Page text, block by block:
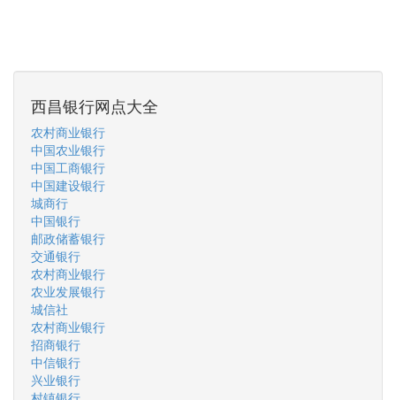
西昌银行网点大全
农村商业银行
中国农业银行
中国工商银行
中国建设银行
城商行
中国银行
邮政储蓄银行
交通银行
农村商业银行
农业发展银行
城信社
农村商业银行
招商银行
中信银行
兴业银行